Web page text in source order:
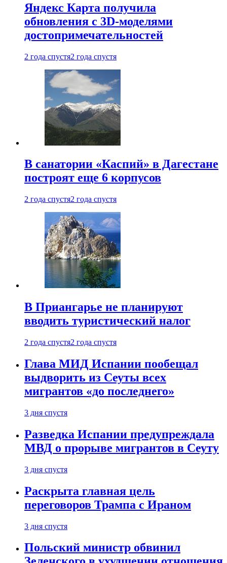
Яндекс Карта получила
обновления с 3D-моделями
достопримечательностей
2 года спустя2 года спустя
В санатории «Каспий» в Дагестане
построят еще 6 корпусов
2 года спустя2 года спустя
В Приангарье не планируют
вводить туристический налог
2 года спустя2 года спустя
Глава МИД Испании пообещал
выдворить из Сеуты всех
мигрантов «до последнего»
3 дня спустя
Разведка Испании предупреждала
МВД о прорыве мигрантов в Сеуту
3 дня спустя
Раскрыта главная цель
переговоров Трампа с Ираном
3 дня спустя
Польский министр обвинил